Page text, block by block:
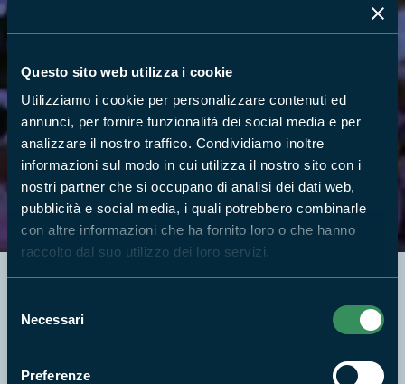
Questo sito web utilizza i cookie
Utilizziamo i cookie per personalizzare contenuti ed
annunci, per fornire funzionalità dei social media e per
analizzare il nostro traffico. Condividiamo inoltre
informazioni sul modo in cui utilizza il nostro sito con i
nostri partner che si occupano di analisi dei dati web,
pubblicità e social media, i quali potrebbero combinarle
con altre informazioni che ha fornito loro o che hanno
raccolto dal suo utilizzo dei loro servizi.
delNecessari
Preferenze